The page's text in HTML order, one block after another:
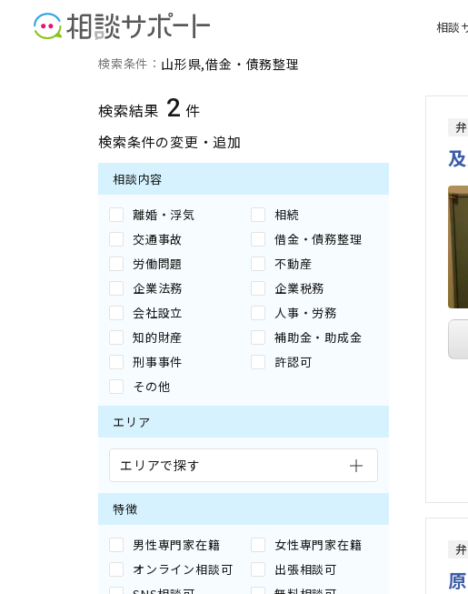
相談
山形県の借金・債務整理に強い専
検索条件： 山形県 借金・債務整理
検索結果 2 件
検索条件の変更・追加
相談内容
離婚・浮気
相続
交通事故
借金・債務整理
労働問題
不動産
企業法務
企業税務
会社設立
人事・労務
知的財産
補助金・助成金
刑事事件
許認可
その他
エリア
エリアで探す
特徴
男性専門家在籍
女性専門家在籍
オンライン相談可
出張相談可